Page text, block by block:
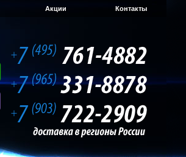
Акции Контакты